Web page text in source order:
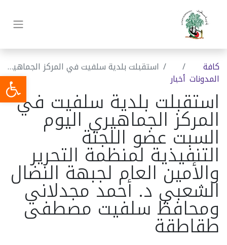
كافة
المدونات أخبار
استقبلت بلدية سلفيت في المركز الجماهيري اليوم السبت عضو اللجنة التنفيذية لمنظمة التحرير والأمين العام لجبهة النضال الشعبي د. أحمد مجدلاني ومحافظ سلفيت مصطفى طقاطقة
استقبلت بلدية سلفيت في
المركز الجماهيري اليوم
السبت عضو اللجنة
التنفيذية لمنظمة التحرير
والأمين العام لجبهة النضال
الشعبي د. أحمد مجدلاني
ومحافظ سلفيت مصطفى
طقاطقة